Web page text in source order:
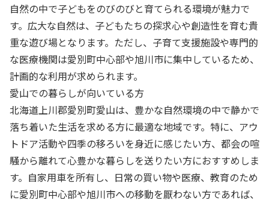
自然の中で子どもをのびのびと育てられる環境が魅力で
す。広大な自然は、子どもたちの探求心や創造性を育む貴
重な遊び場となります。ただし、子育て支援施設や専門的
な医療機関は愛別町中心部や旭川市に集中しているため、
計画的な利用が求められます。
愛山での暮らしが向いている方
北海道上川郡愛別町愛山は、豊かな自然環境の中で静かで
落ち着いた生活を求める方に最適な地域です。特に、アウ
トドア活動や四季の移ろいを身近に感じたい方、都会の喧
騒から離れて心豊かな暮らしを送りたい方におすすめしま
す。自家用車を所有し、日常の買い物や医療、教育のため
に愛別町中心部や旭川市への移動を厭わない方であれば、